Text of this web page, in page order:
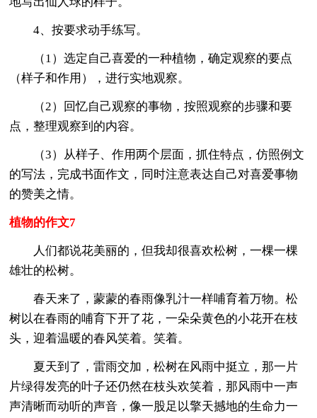
4、按要求动手练写。
（1）选定自己喜爱的一种植物，确定观察的要点
（样子和作用），进行实地观察。
（2）回忆自己观察的事物，按照观察的步骤和要
点，整理观察到的内容。
（3）从样子、作用两个层面，抓住特点，仿照例文
的写法，完成书面作文，同时注意表达自己对喜爱事物
的赞美之情。
植物的作文7
人们都说花美丽的，但我却很喜欢松树，一棵一棵
雄壮的松树。
春天来了，蒙蒙的春雨像乳汁一样哺育着万物。松
树以在春雨的哺育下开了花，一朵朵黄色的小花开在枝
头，迎着温暖的春风笑着。笑着。
夏天到了，雷雨交加，松树在风雨中挺立，那一片
片绿得发亮的叶子还仍然在枝头欢笑着，那风雨中一声
声清晰而动听的声音，像一股足以擎天撼地的生命力一